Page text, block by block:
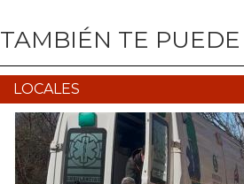
TAMBIÉN TE
LOCALES